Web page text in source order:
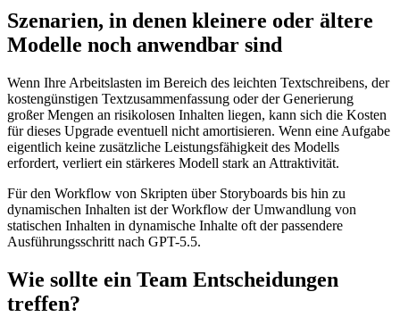
Szenarien, in denen kleinere oder ältere
Modelle noch anwendbar sind
Wenn Ihre Arbeitslasten im Bereich des leichten Textschreibens, der
kostengünstigen Textzusammenfassung oder der Generierung
großer Mengen an risikolosen Inhalten liegen, kann sich die Kosten
für dieses Upgrade eventuell nicht amortisieren. Wenn eine Aufgabe
eigentlich keine zusätzliche Leistungsfähigkeit des Modells
erfordert, verliert ein stärkeres Modell stark an Attraktivität.
Für den Workflow von Skripten über Storyboards bis hin zu
dynamischen Inhalten ist der Workflow der Umwandlung von
statischen Inhalten in dynamische Inhalte oft der passendere
Ausführungsschritt nach GPT-5.5.
Wie sollte ein Team Entscheidungen
treffen?